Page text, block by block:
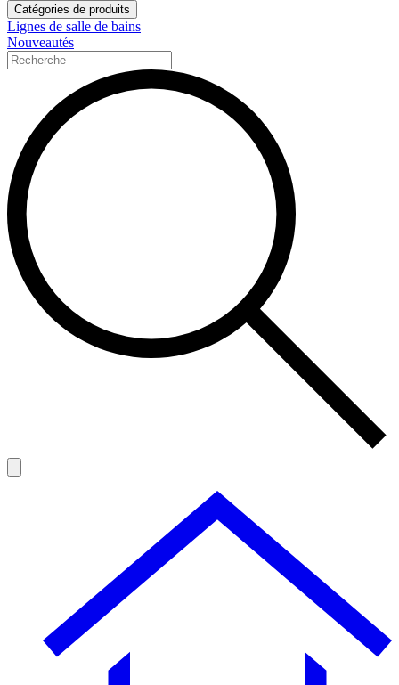
Catégories de produits
Lignes de salle de bains
Nouveautés